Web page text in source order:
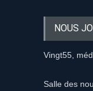
NOUS
Vingt55,
Salle des